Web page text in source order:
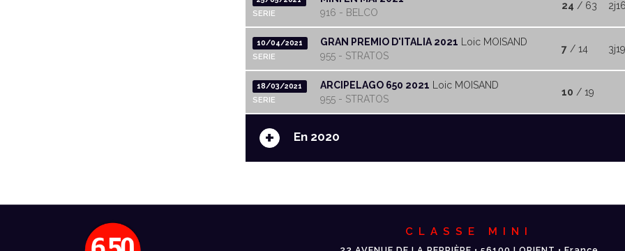
SERIE
916 - BELCO
24 / 63
10/04/2021
SERIE
GRAN PREMIO D'ITALIA 2021 Loic MOISAND
955 - STRATOS
7 / 14
18/03/2021
SERIE
ARCIPELAGO 650 2021 Loic MOISAND
955 - STRATOS
10 / 19
+ En 2020
CLASSE MINI